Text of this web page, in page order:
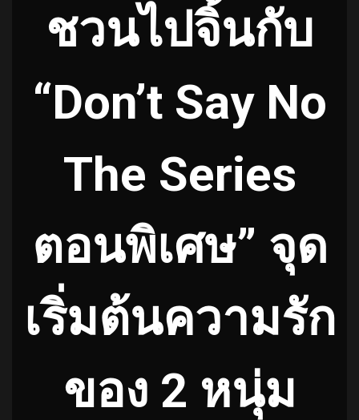
ชวนไปจิ้นกับ
“Don’t Say No
The Series
ตอนพิเศษ” จุด
เริ่มต้นความรัก
ของ 2 หนุ่ม